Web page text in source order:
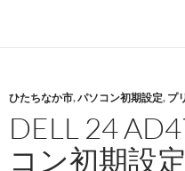
ひたちなか市,パソコン初期設定, プ
DELL 24
コン初期設定